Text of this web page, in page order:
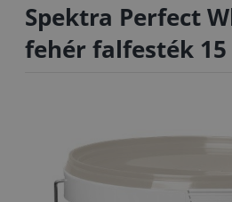
Spektra Perfect
fehér falfesték 15